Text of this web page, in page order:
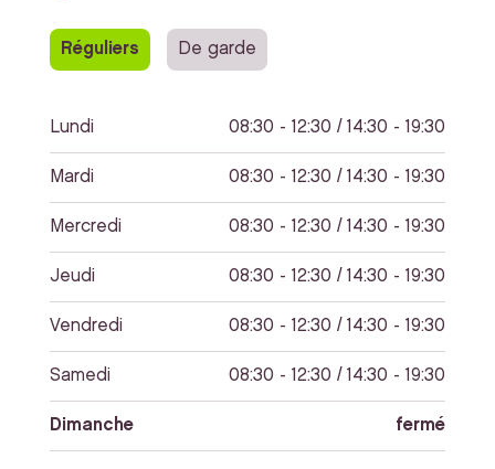
Réguliers De garde
Lundi 08:30 - 12:30 / 14:30 - 19:30
Mardi 08:30 - 12:30 / 14:30 - 19:30
Mercredi 08:30 - 12:30 / 14:30 - 19:30
Jeudi 08:30 - 12:30 / 14:30 - 19:30
Vendredi 08:30 - 12:30 / 14:30 - 19:30
Samedi 08:30 - 12:30 / 14:30 - 19:30
Dimanche fermé